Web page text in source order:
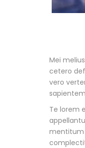
Mei
cetero
vero
Te lorem
mentitum